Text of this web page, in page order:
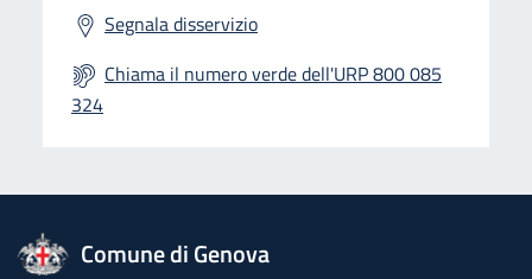
Segnala disservizio
Chiama il numero verde dell'URP 800 085
324
logo Unione Europea
Comune di Genova